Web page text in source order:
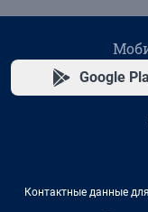
Google
Контактные данные